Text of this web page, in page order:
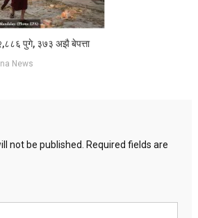
पुगे, ३७३ अझै बेपत्ता
News
not be published.
Required fields are